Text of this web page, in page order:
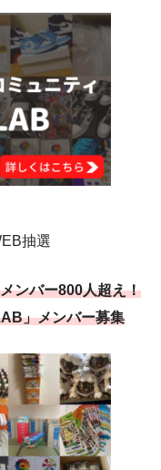
抽選
ンバー800人超え！
」メンバー募集